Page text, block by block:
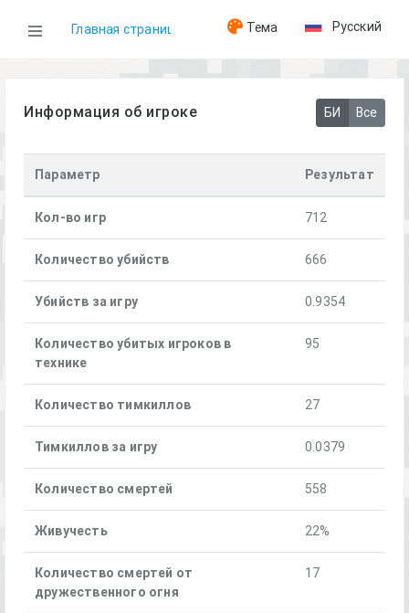
Главная страница Тема Русский
Информация об игроке БИ Все
Параметр Результат
Кол-во игр 712
Количество убийств 666
Убийств за игру 0.9354
Количество убитых игроков в
технике
95
Количество тимкиллов 27
Тимкиллов за игру 0.0379
Количество смертей 558
Живучесть 22%
Количество смертей от
дружественного огня
17